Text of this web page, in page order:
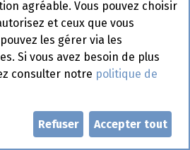
agréable. Vous pouvez choisir
et ceux que vous
les gérer via les
Si vous avez besoin de plus
consulter notre politique de
Refuser Accepter tout